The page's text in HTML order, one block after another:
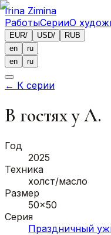
Irina Zimina
РаботыСерииО
EUR/ USD/
RUB
en
ru
en
ru
← К серии
В гостях у Л.
Год
2025
Техника
холст/масло
Размер
50x50
Серия
Праздничный